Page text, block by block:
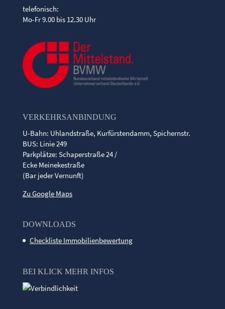
telefonisch:
Mo-Fr 9.00 bis 12.30 Uhr
VERKEHRSANBINDUNG
U-Bahn: Uhlandstraße, Kurfürstendamm, Spichernstr.
BUS: Linie 249
Parkplätze: Schaperstraße 24 /
Ecke Meinekestraße
(Bar jeder Vernunft)
Zu Google Maps
DOWNLOADS
Checkliste Immobilienbewertung
BEI KLICK MEHR INFOS